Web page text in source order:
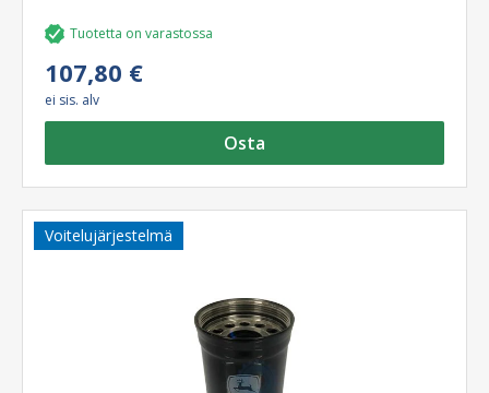
Tuotetta on varastossa
107,80 €
ei sis. alv
Osta
Voitelujärjestelmä